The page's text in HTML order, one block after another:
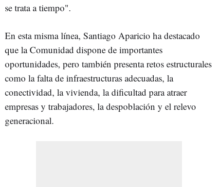
se trata a tiempo".
En esta misma línea, Santiago Aparicio ha destacado
que la Comunidad dispone de importantes
oportunidades, pero también presenta retos estructurales
como la falta de infraestructuras adecuadas, la
conectividad, la vivienda, la dificultad para atraer
empresas y trabajadores, la despoblación y el relevo
generacional.